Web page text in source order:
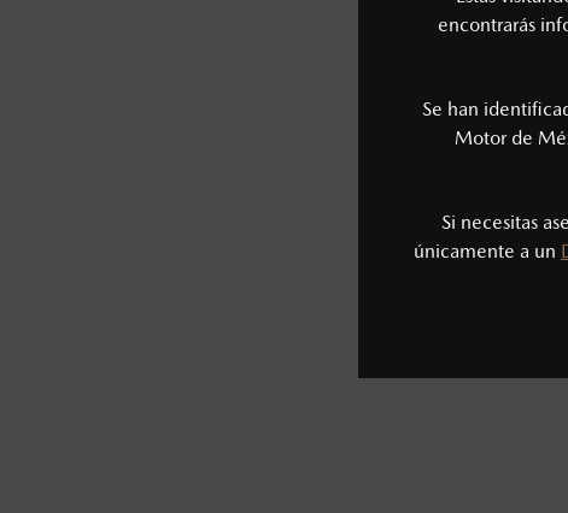
encontrarás
Se han
Motor de
Si necesitas
únicamente a un